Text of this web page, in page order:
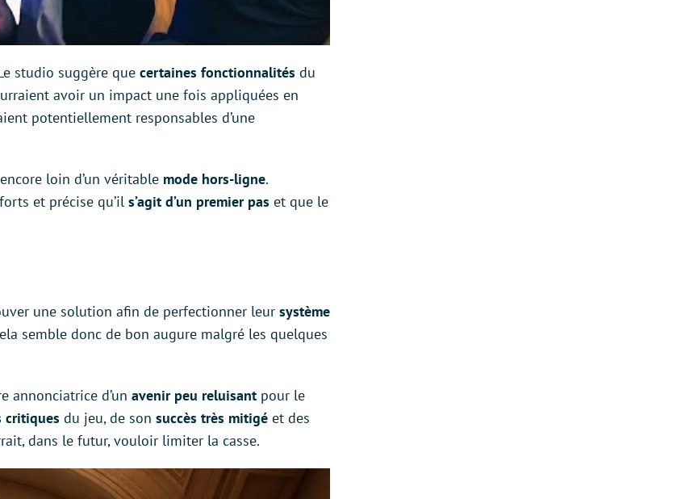
studio suggère que certaines fonctionnalités du
avoir un impact une fois appliquées en
potentiellement responsables d’une
encore loin d’un véritable mode hors-ligne.
et précise qu’il s’agit d’un premier pas et que le
une solution afin de perfectionner leur système
semble donc de bon augure malgré les quelques
annonciatrice d’un avenir peu reluisant pour le
critiques du jeu, de son succès très mitigé et des
dans le futur, vouloir limiter la casse.